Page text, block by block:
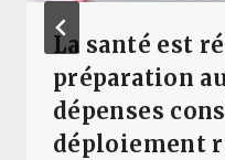
La santé est
préparation
dépenses
déploiement